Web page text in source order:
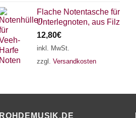
Flache Notentasche für
Unterlegnoten, aus Filz
12,80€
inkl. MwSt.
zzgl. Versandkosten
ROHDEMUSIK.DE